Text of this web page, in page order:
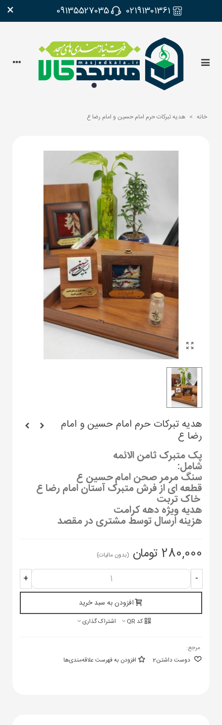
02191301361
09135527035
×
خانه > هدیه تبرکات حرم امام حسین و امام رضا ع
هدیه تبرکات حرم امام حسین و امام
رضا ع
پک متبرک ثامن الائمه
شامل:
سنگ مرمر صحن امام حسین ع
قطعه ای از فرش متبرک آستان امام رضا ع
خاک تربت
هدیه ویژه دهه کرامت
هزینه ارسال توسط مشتری در مقصد
280,000 تومان (بدون مالیات)
-
+
افزودن به سبد خرید
کد QR اشتراک گذاری
مرجع:
دوست داشتن2 افزودن به فهرست علاقه‌مندی‌ها